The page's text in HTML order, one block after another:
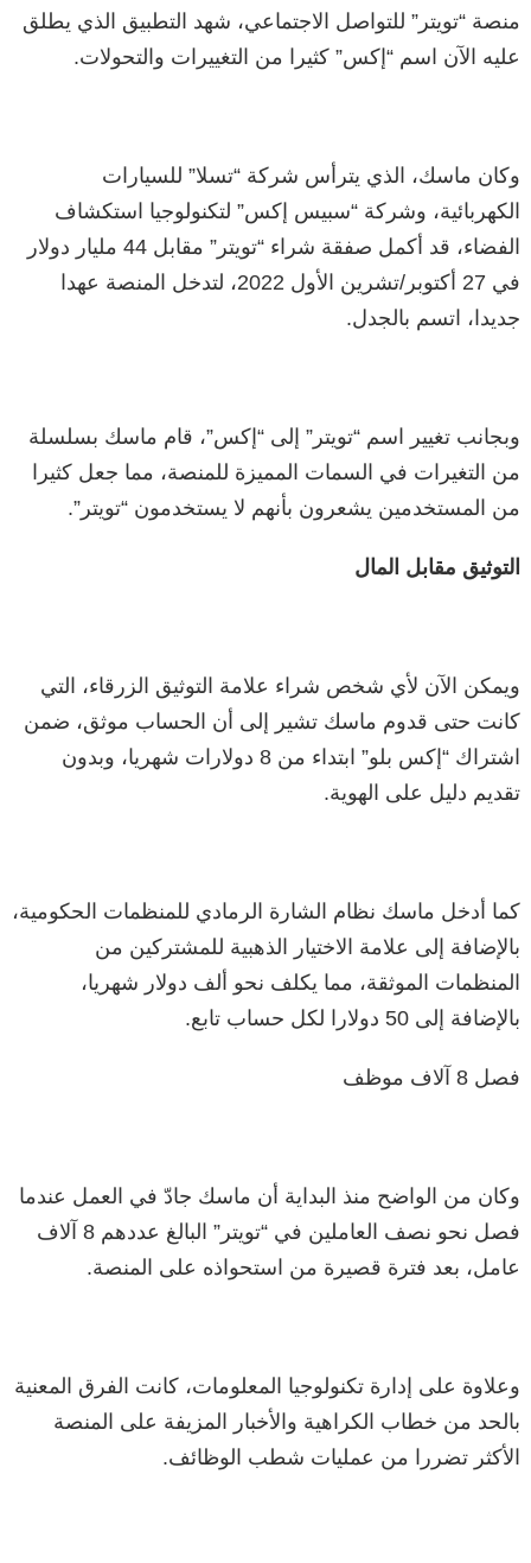
منصة “تويتر” للتواصل الاجتماعي، شهد التطبيق الذي يطلق
عليه الآن اسم “إكس” كثيرا من التغييرات والتحولات.
وكان ماسك، الذي يترأس شركة “تسلا” للسيارات
الكهربائية، وشركة “سبيس إكس” لتكنولوجيا استكشاف
الفضاء، قد أكمل صفقة شراء “تويتر” مقابل 44 مليار دولار
في 27 أكتوبر/تشرين الأول 2022، لتدخل المنصة عهدا
جديدا، اتسم بالجدل.
وبجانب تغيير اسم “تويتر” إلى “إكس”، قام ماسك بسلسلة
من التغيرات في السمات المميزة للمنصة، مما جعل كثيرا
من المستخدمين يشعرون بأنهم لا يستخدمون “تويتر”.
التوثيق مقابل المال
ويمكن الآن لأي شخص شراء علامة التوثيق الزرقاء، التي
كانت حتى قدوم ماسك تشير إلى أن الحساب موثق، ضمن
اشتراك “إكس بلو” ابتداء من 8 دولارات شهريا، وبدون
تقديم دليل على الهوية.
كما أدخل ماسك نظام الشارة الرمادي للمنظمات الحكومية،
بالإضافة إلى علامة الاختيار الذهبية للمشتركين من
المنظمات الموثقة، مما يكلف نحو ألف دولار شهريا،
بالإضافة إلى 50 دولارا لكل حساب تابع.
فصل 8 آلاف موظف
وكان من الواضح منذ البداية أن ماسك جادّ في العمل عندما
فصل نحو نصف العاملين في “تويتر” البالغ عددهم 8 آلاف
عامل، بعد فترة قصيرة من استحواذه على المنصة.
وعلاوة على إدارة تكنولوجيا المعلومات، كانت الفرق المعنية
بالحد من خطاب الكراهية والأخبار المزيفة على المنصة
الأكثر تضررا من عمليات شطب الوظائف.